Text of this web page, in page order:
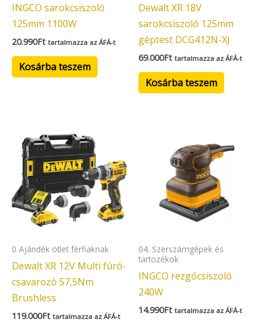
INGCO sarokcsiszoló
125mm 1100W
20.990Ft tartalmazza az ÁFÁ-t
Kosárba teszem
Dewalt XR 18V
sarokcsiszoló 125mm
géptest DCG412N-XJ
69.000Ft tartalmazza az ÁFÁ-t
Kosárba teszem
0 Ajándék ötlet férfiaknak
Dewalt XR 12V Multi fúró-
csavarozó 57,5Nm
Brushless
119.000Ft tartalmazza az ÁFÁ-t
04. Szerszámgépek és
tartozékok
INGCO rezgőcsiszoló
240W
14.990Ft tartalmazza az ÁFÁ-t